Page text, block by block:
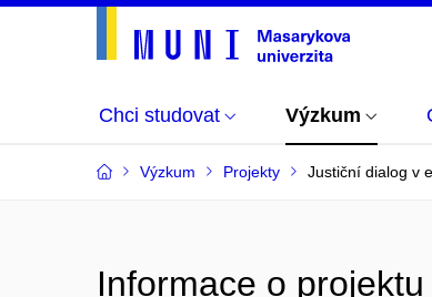
Chci studovat Výzkum
Výzkum Projekty Justiční dialog v
Informace o projektu